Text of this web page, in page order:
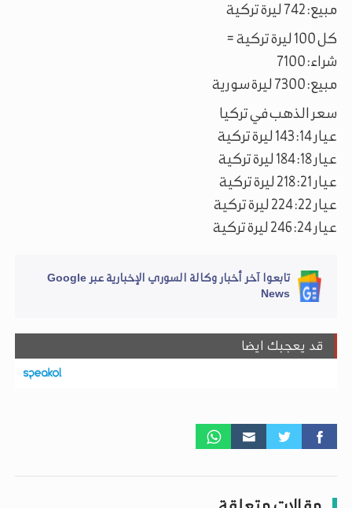
مبيع: 742 ليرة تركية
كل 100 ليرة تركية =
شراء: 7100
مبيع: 7300 ليرة سورية
سعر الذهب في تركيا
عيار 14: 143 ليرة تركية
عيار 18: 184 ليرة تركية
عيار 21: 218 ليرة تركية
عيار 22: 224 ليرة تركية
عيار 24: 246 ليرة تركية
تابعوا آخر أخبار وكالة السوري الإخبارية عبر Google
News
قد يعجبك ايضا